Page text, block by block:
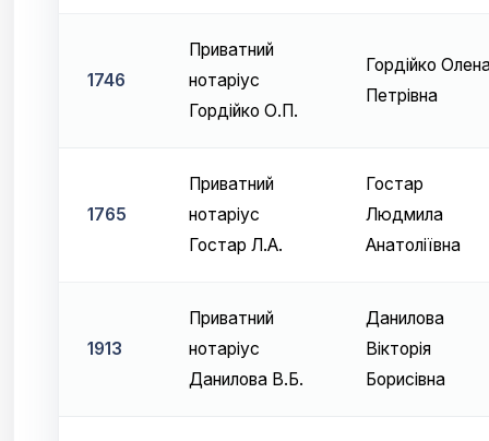
1746
Приватний
нотаріус
Гордійко О.П.
Гордійко
Петрівна
1765
Приватний
нотаріус
Гостар Л.А.
Гостар
Людмила
Анатоліївна
1913
Приватний
нотаріус
Данилова В.Б.
Данилова
Вікторія
Борисівна